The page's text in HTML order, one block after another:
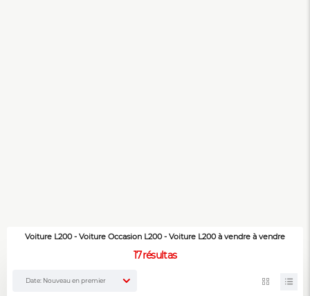
Voiture L200 - Voiture Occasion L200 - Voiture L200 à vendre à vendre
17résultas
Date: Nouveau en premier